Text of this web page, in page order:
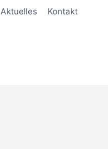
Aktuelles Kontakt